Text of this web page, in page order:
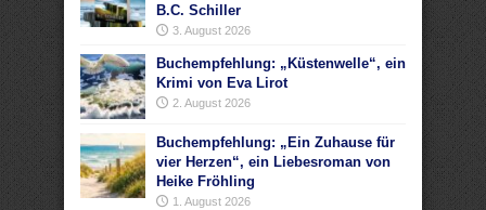
B.C. Schiller
3. August 2026
Buchempfehlung: „Küstenwelle“, ein
Krimi von Eva Lirot
2. August 2026
Buchempfehlung: „Ein Zuhause für
vier Herzen“, ein Liebesroman von
Heike Fröhling
1. August 2026